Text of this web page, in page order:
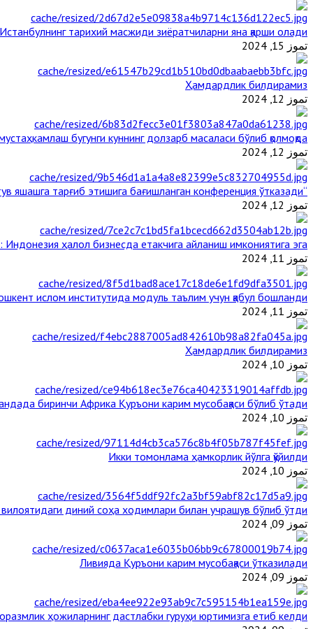
Истанбулнинг тарихий масжиди зиёратчиларни яна қарши олади
تموز 15, 2024
Ҳамдардлик билдирамиз
تموز 12, 2024
бугунги куннинг долзарб масаласи бўлиб қолмоқда
تموز 12, 2024
“Ал-Азҳар” Таиландда динларнинг тинч-тотув яшашга тарғиб этишига бағишланган конференция ўтказади
تموز 12, 2024
ҳалол бизнесда етакчига айланиш имкониятига эга
تموز 11, 2024
ислом институтида модуль таълим учун қабул бошланди
تموز 11, 2024
Ҳамдардлик билдирамиз
تموز 10, 2024
биринчи Aфрика Қуръони карим мусобақаси бўлиб ўтади
تموز 10, 2024
Икки томонлама ҳамкорлик йўлга қўйилди
تموز 10, 2024
диний соҳа ходимлари билан учрашув бўлиб ўтди
تموز 09, 2024
Ливияда Қуръони карим мусобақаси ўтказилади
تموز 09, 2024
ҳожиларнинг дастлабки гуруҳи юртимизга етиб келди